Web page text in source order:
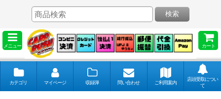
メニュー カート
検索
カテゴリ マイページ 収録弾 問い合わせ ご利用案内
店頭受取につい
て